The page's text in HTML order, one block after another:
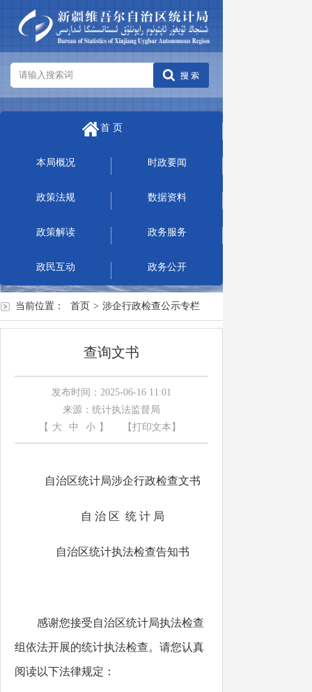
首 页
本局概况 时政要闻
政策法规 数据资料
政策解读 政务服务
政民互动 政务公开
当前位置： 首页 > 涉企行政检查公示专栏
查询文书
发布时间：2025-06-16 11:01
来源：统计执法监督局
【 大 中 小 】 【打印文本】
自治区统计局涉企行政检查文书
自 治 区 统 计 局
自治区统计执法检查告知书
感谢您接受自治区统计局执法检查
组依法开展的统计执法检查。请您认真
阅读以下法律规定：